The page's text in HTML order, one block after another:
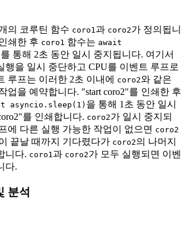
의 코루틴 함수 coro1과 coro2가 정의됩니
쇄한 후 coro1 함수는 await
를 통해 2초 동안 일시 중지됩니다. 여기서
행을 일시 중단하고 CPU를 이벤트 루프로
루프는 이러한 2초 이내에
coro2와 같은
업을 예약합니다. "start coro2"를 인쇄한 후
asyncio.sleep(1) 을 통해 1초 동안 일시
를 인쇄합니다. coro2가 일시 중지되
에 다른 실행 가능한 작업이 없으면 coro2
끝날 때까지 기다렸다가 coro2의 나머지
니다. coro1과 coro2가 모두 실행되면 이벤
다.
분석